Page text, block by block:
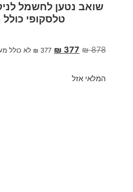
שואב נטען לחשמל
טלסקופי
₪878
₪ 377
₪ 377 לא כולל
המלאי אזל